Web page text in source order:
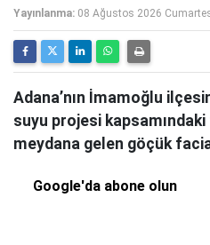
Yayınlanma: 08 Ağustos 2026
Adana’nın İmamoğlu
suyu projesi
meydana gelen göçük
Google'da abone olun